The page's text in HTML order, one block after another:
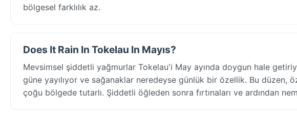
bölgesel farklılık az.
Does It Rain In Tokelau In Mayıs?
Mevsimsel şiddetli yağmurlar Tokelau'i May ayında doygun hale
güne yayılıyor ve sağanaklar neredeyse günlük bir özellik. Bu düzen,
çoğu bölgede tutarlı. Şiddetli öğleden sonra fırtınaları ve ardından